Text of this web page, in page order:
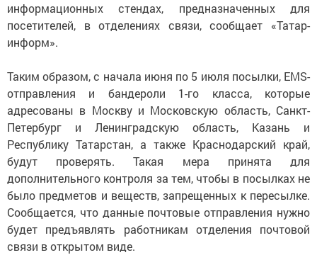
информационных стендах, предназначенных для
посетителей, в отделениях связи, сообщает «Татар-
информ».
Таким образом, с начала июня по 5 июля посылки, EMS-
отправления и бандероли 1-го класса, которые
адресованы в Москву и Московскую область, Санкт-
Петербург и Ленинградскую область, Казань и
Республику Татарстан, а также Краснодарский край,
будут проверять. Такая мера принята для
дополнительного контроля за тем, чтобы в посылках не
было предметов и веществ, запрещенных к пересылке.
Сообщается, что данные почтовые отправления нужно
будет предъявлять работникам отделения почтовой
связи в открытом виде.